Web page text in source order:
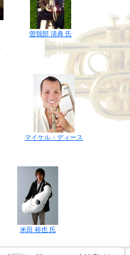
曽我部 清典 氏
マイケル・ディース
米田 裕也 氏